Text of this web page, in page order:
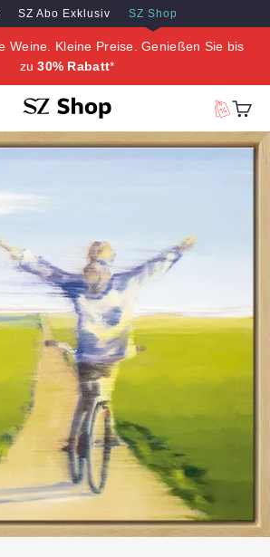
SZ Abo Exklusiv SZ Shop
Weine. Kleine Preise. Genießen Sie bis
zu30% Rabatt*
SZ Erleben